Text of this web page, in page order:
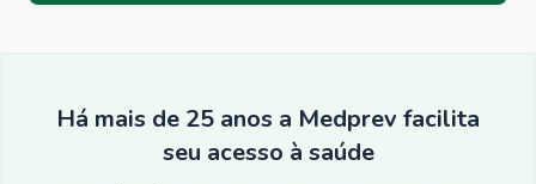
Há mais de 25 anos a Medprev facilita
seu acesso à saúde